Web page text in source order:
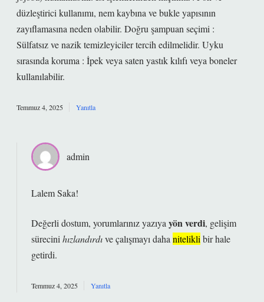
düzleştirici kullanımı, nem kaybına ve bukle yapısının
zayıflamasına neden olabilir. Doğru şampuan seçimi :
Sülfatsız ve nazik temizleyiciler tercih edilmelidir. Uyku
sırasında koruma : İpek veya saten yastık kılıfı veya boneler
kullanılabilir.
Temmuz 4, 2025 Yanıtla
admin
Lalem Saka!
Değerli dostum, yorumlarınız yazıya yön verdi, gelişim
sürecini hızlandırdıve çalışmayı daha nitelikli bir hale
getirdi.
Temmuz 4, 2025 Yanıtla